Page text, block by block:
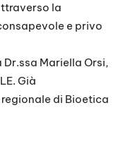
la
e privo
Dr.ssa Mariella Orsi,
Già
di Bioetica